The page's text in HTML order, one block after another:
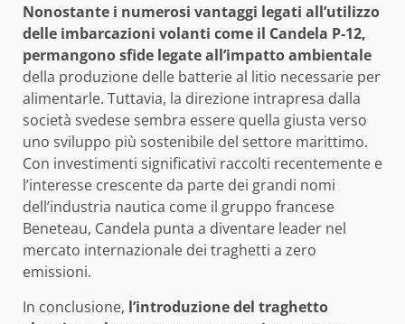
Nonostante i numerosi vantaggi legati all’utilizzo
delle imbarcazioni volanti come il Candela P-12,
permangono sfide legate all’impatto ambientale
della produzione delle batterie al litio necessarie per
alimentarle. Tuttavia, la direzione intrapresa dalla
società svedese sembra essere quella giusta verso
uno sviluppo più sostenibile del settore marittimo.
Con investimenti significativi raccolti recentemente e
l’interesse crescente da parte dei grandi nomi
dell’industria nautica come il gruppo francese
Beneteau, Candela punta a diventare leader nel
mercato internazionale dei traghetti a zero
emissioni.
In conclusione, l’introduzione del traghetto